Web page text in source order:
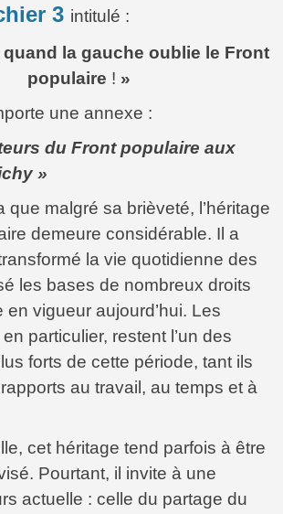
3 intitulé :
quand la gauche oublie le Front
populaire ! »
une annexe :
du Front populaire aux
»
que malgré sa brièveté, l’héritage
demeure considérable. Il a
la vie quotidienne des
les bases de nombreux droits
vigueur aujourd’hui. Les
particulier, restent l’un des
forts de cette période, tant ils
au travail, au temps et à
cet héritage tend parfois à être
Pourtant, il invite à une
actuelle : celle du partage du